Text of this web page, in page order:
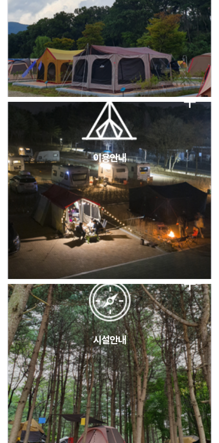
캠핑장(9월1일~6일) 미운영 공지
2026년 5월 캠핑장 안점 점검의 날 변경 안내
캠핑장(9월1일~6일) 미운영 공지
2026년 5월 캠핑장 안점 점검의 날 변경 안내
캠핑장(9월1일~6일) 미운영 공지
[6/1]전산시스템 점검 및 안정화에 따른 서비스 이용 제한 안내
이용안내
시설안내